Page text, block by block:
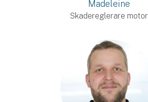
Madeleine
Skadereglerare motor